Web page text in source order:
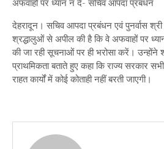
अफवाहों पर ध्यान न दें- सचिव आपदा प्रबंधन
देहरादून। सचिव आपदा प्रबंधन एवं पुनर्वास
श्रद्धालुओं से अपील की है कि वे अफवाहों पर
की जा रही सूचनाओं पर ही भरोसा करें। उन्होंने
प्राथमिकता बताते हुए कहा कि राज्य सरकार
राहत कार्यों में कोई कोताही नहीं बरती जाएगी।